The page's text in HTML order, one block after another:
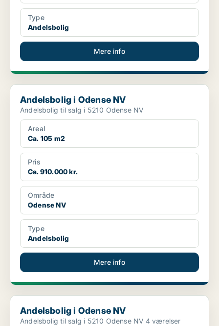
Type
Andelsbolig
Mere info
Andelsbolig i Odense NV
Andelsbolig i Odense NV
Andelsbolig til salg i 5210 Odense NV
Areal
Ca. 105 m2
Pris
Ca. 910.000 kr.
Område
Odense NV
Type
Andelsbolig
Mere info
Andelsbolig i Odense NV
Andelsbolig i Odense NV
Andelsbolig til salg i 5210 Odense NV 4 værelser